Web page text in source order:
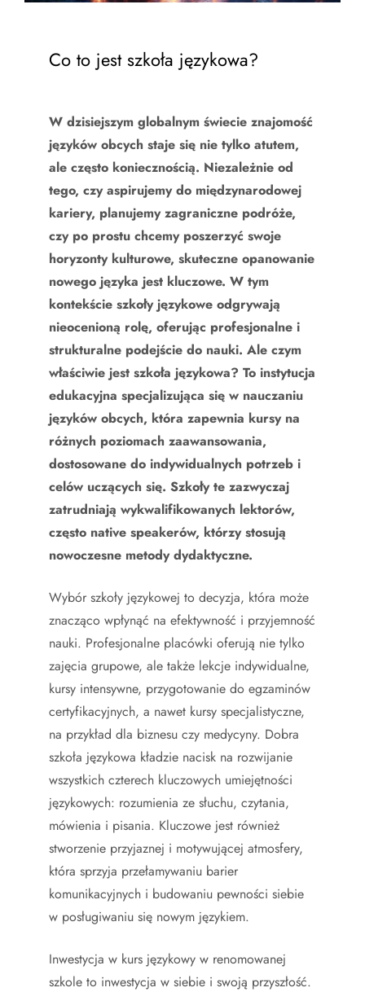
Co to jest szkoła językowa?
W dzisiejszym globalnym świecie znajomość
języków obcych staje się nie tylko atutem,
ale często koniecznością. Niezależnie od
tego, czy aspirujemy do międzynarodowej
kariery, planujemy zagraniczne podróże,
czy po prostu chcemy poszerzyć swoje
horyzonty kulturowe, skuteczne opanowanie
nowego języka jest kluczowe. W tym
kontekście szkoły językowe odgrywają
nieocenioną rolę, oferując profesjonalne i
strukturalne podejście do nauki. Ale czym
właściwie jest szkoła językowa? To instytucja
edukacyjna specjalizująca się w nauczaniu
języków obcych, która zapewnia kursy na
różnych poziomach zaawansowania,
dostosowane do indywidualnych potrzeb i
celów uczących się. Szkoły te zazwyczaj
zatrudniają wykwalifikowanych lektorów,
często native speakerów, którzy stosują
nowoczesne metody dydaktyczne.
Wybór szkoły językowej to decyzja, która może
znacząco wpłynąć na efektywność i przyjemność
nauki. Profesjonalne placówki oferują nie tylko
zajęcia grupowe, ale także lekcje indywidualne,
kursy intensywne, przygotowanie do egzaminów
certyfikacyjnych, a nawet kursy specjalistyczne,
na przykład dla biznesu czy medycyny. Dobra
szkoła językowa kładzie nacisk na rozwijanie
wszystkich czterech kluczowych umiejętności
językowych: rozumienia ze słuchu, czytania,
mówienia i pisania. Kluczowe jest również
stworzenie przyjaznej i motywującej atmosfery,
która sprzyja przełamywaniu barier
komunikacyjnych i budowaniu pewności siebie
w posługiwaniu się nowym językiem.
Inwestycja w kurs językowy w renomowanej
szkole to inwestycja w siebie i swoją przyszłość.